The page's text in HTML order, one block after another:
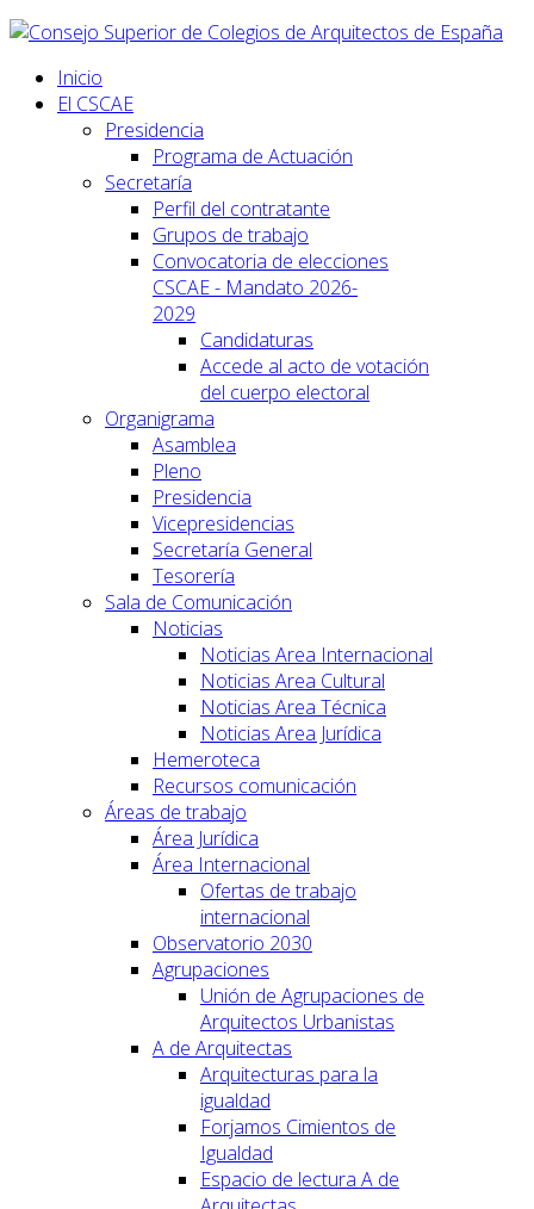
Inicio
El CSCAE
Presidencia
Programa de Actuación
Secretaría
Perfil del contratante
Grupos de trabajo
Convocatoria de elecciones
CSCAE - Mandato 2026-
2029
Candidaturas
Accede al acto de votación
del cuerpo electoral
Organigrama
Asamblea
Pleno
Presidencia
Vicepresidencias
Secretaría General
Tesorería
Sala de Comunicación
Noticias
Noticias Area Internacional
Noticias Area Cultural
Noticias Area Técnica
Noticias Area Jurídica
Hemeroteca
Recursos comunicación
Áreas de trabajo
Área Jurídica
Área Internacional
Ofertas de trabajo
internacional
Observatorio 2030
Agrupaciones
Unión de Agrupaciones de
Arquitectos Urbanistas
A de Arquitectas
Arquitecturas para la
igualdad
Forjamos Cimientos de
Igualdad
Espacio de lectura A de